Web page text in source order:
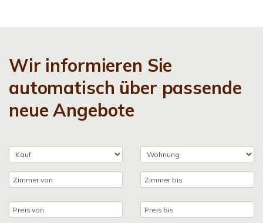
Wir informieren Sie
automatisch über passende
neue Angebote